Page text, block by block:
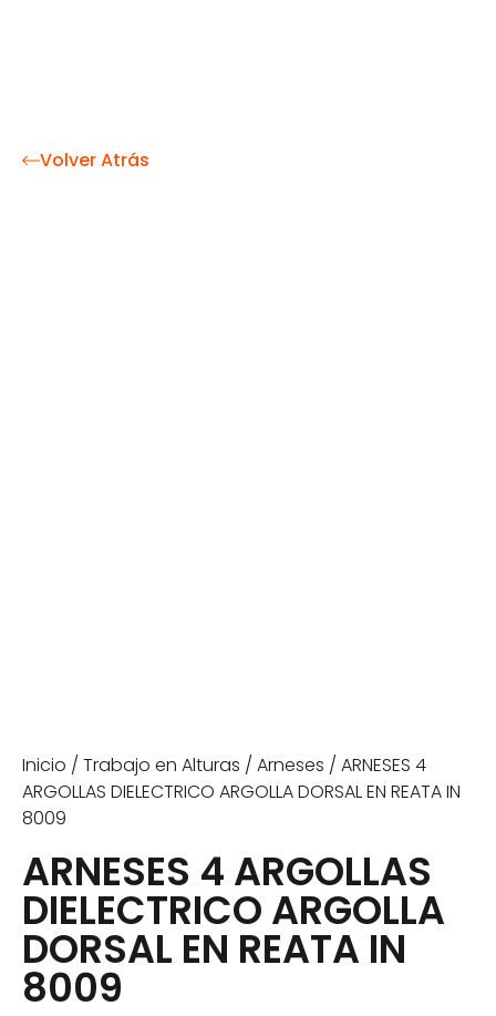
Volver Atrás
Inicio / Trabajo en Alturas / Arneses / ARNESES 4
ARGOLLAS DIELECTRICO ARGOLLA DORSAL EN REATA IN
8009
ARNESES 4 ARGOLLAS
DIELECTRICO ARGOLLA
DORSAL EN REATA IN
8009